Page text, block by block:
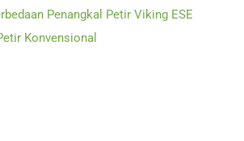
Penangkal Petir Viking ESE
Konvensional